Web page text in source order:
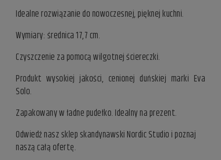
Idealne rozwiązanie do nowoczesnej, pięknej kuchni.
Wymiary: średnica 17,7 cm.
Czyszczenie za pomocą wilgotnej ściereczki.
Produkt wysokiej jakości, cenionej duńskiej marki Eva
Solo.
Zapakowany w ładne pudełko. Idealny na prezent.
Odwiedź nasz sklep skandynawski Nordic Studio i poznaj
naszą całą ofertę.